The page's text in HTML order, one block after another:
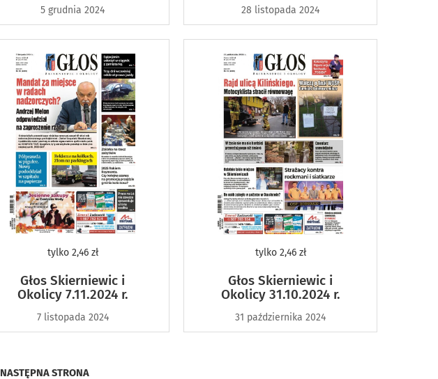
5 grudnia 2024 28 listopada 2024
tylko2,46 zł
Głos Skierniewic i
Okolicy 7.11.2024 r.
7 listopada 2024
tylko2,46 zł
Głos Skierniewic i
Okolicy 31.10.2024 r.
31 października 2024
NASTĘPNA STRONA